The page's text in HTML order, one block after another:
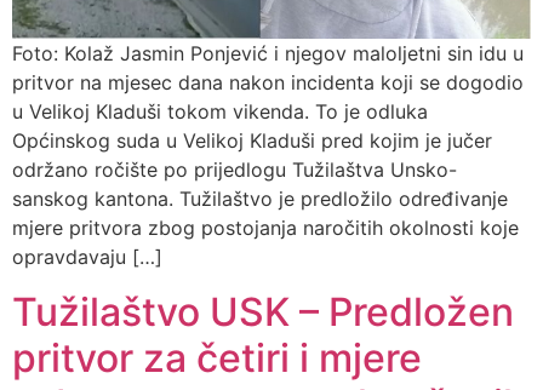
Foto: Kolaž Jasmin Ponjević i njegov maloljetni sin idu u
pritvor na mjesec dana nakon incidenta koji se dogodio
u Velikoj Kladuši tokom vikenda. To je odluka
Općinskog suda u Velikoj Kladuši pred kojim je jučer
održano ročište po prijedlogu Tužilaštva Unsko-
sanskog kantona. Tužilaštvo je predložilo određivanje
mjere pritvora zbog postojanja naročitih okolnosti koje
opravdavaju […]
Tužilaštvo USK – Predložen
pritvor za četiri i mjere